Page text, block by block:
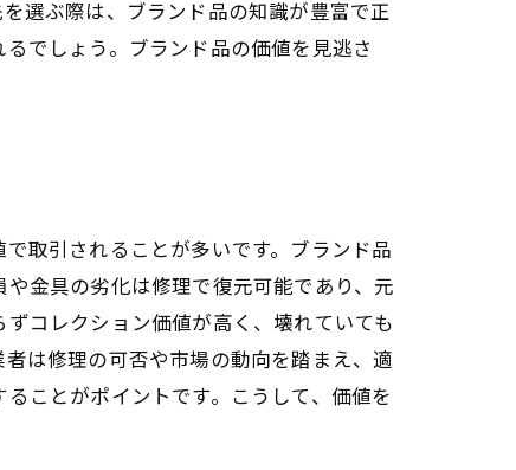
選ぶ際は、ブランド品の知識が豊富で正
でしょう。ブランド品の価値を見逃さ
取引されることが多いです。ブランド品
金具の劣化は修理で復元可能であり、元
コレクション価値が高く、壊れていても
は修理の可否や市場の動向を踏まえ、適
ことがポイントです。こうして、価値を